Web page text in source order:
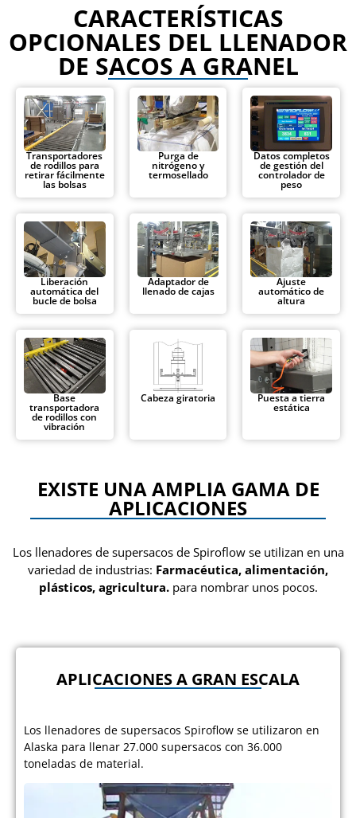
CARACTERÍSTICAS
OPCIONALES DEL LLENADOR
DE SACOS A GRANEL
Transportadores
de rodillos para
retirar fácilmente
las bolsas
Purga de
nitrógeno y
termosellado
Datos completos
de gestión del
controlador de
peso
Liberación
automática del
bucle de bolsa
Adaptador de
llenado de cajas
Ajuste
automático de
altura
Base
transportadora
de rodillos con
vibración
Cabeza giratoria Puesta a tierra
estática
EXISTE UNA AMPLIA GAMA DE
APLICACIONES
Los llenadores de supersacos de Spiroflow se utilizan en una
variedad de industrias: Farmacéutica, alimentación,
plásticos, agricultura.para nombrar unos pocos.
APLICACIONES A GRAN ESCALA
Los llenadores de supersacos Spiroflow se utilizaron en
Alaska para llenar 27.000 supersacos con 36.000
toneladas de material.